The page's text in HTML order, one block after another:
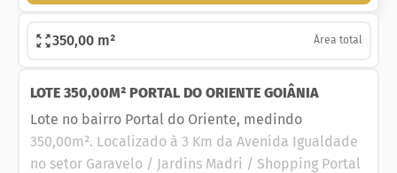
350,00 m² Área total
LOTE 350,00M² PORTAL DO ORIENTE GOIÂNIA
Lote no bairro Portal do Oriente, medindo
350,00m². Localizado à 3 Km da Avenida Igualdade
no setor Garavelo / Jardins Madri / Shopping Portal